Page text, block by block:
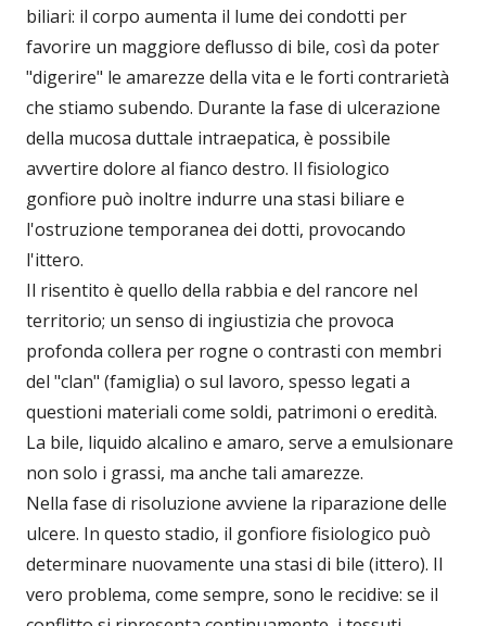
biliari: il corpo aumenta il lume dei condotti per
favorire un maggiore deflusso di bile, così da poter
"digerire" le amarezze della vita e le forti contrarietà
che stiamo subendo. Durante la fase di ulcerazione
della mucosa duttale intraepatica, è possibile
avvertire dolore al fianco destro. Il fisiologico
gonfiore può inoltre indurre una stasi biliare e
l'ostruzione temporanea dei dotti, provocando
l'ittero.
Il risentito è quello della rabbia e del rancore nel
territorio; un senso di ingiustizia che provoca
profonda collera per rogne o contrasti con membri
del "clan" (famiglia) o sul lavoro, spesso legati a
questioni materiali come soldi, patrimoni o eredità.
La bile, liquido alcalino e amaro, serve a emulsionare
non solo i grassi, ma anche tali amarezze.
Nella fase di risoluzione avviene la riparazione delle
ulcere. In questo stadio, il gonfiore fisiologico può
determinare nuovamente una stasi di bile (ittero). Il
vero problema, come sempre, sono le recidive: se il